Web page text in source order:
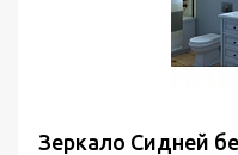
Зеркало Сидней